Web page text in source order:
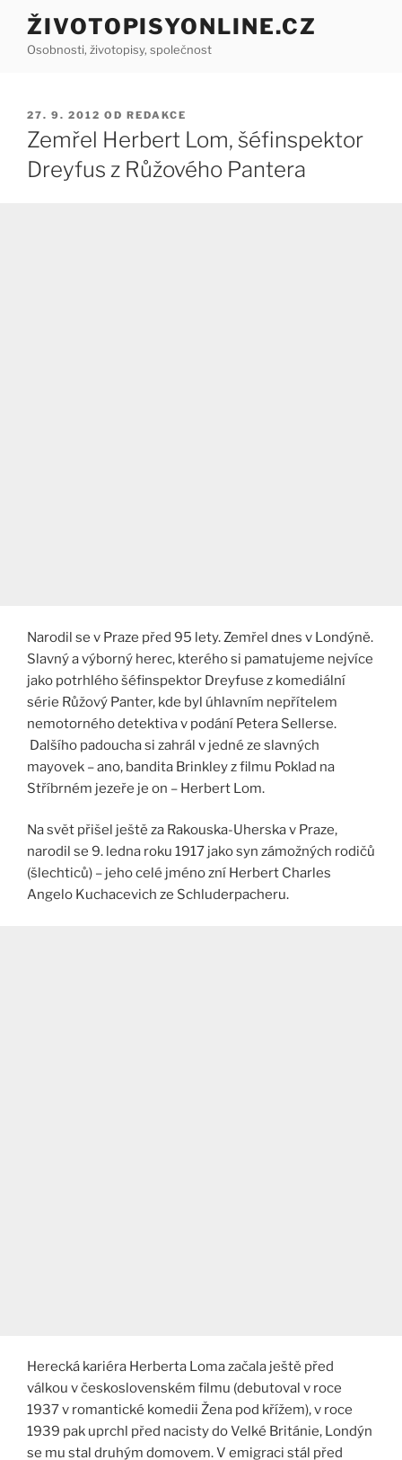
Přejít
obsahu
ŽIVOTOPISYONLINE.CZ
Osobnosti, životopisy, společnost
PUBLIKOVÁNO
27. 9. 2012 OD REDAKCE
Zemřel Herbert Lom, šéfinspektor
Dreyfus z Růžového Pantera
Narodil se v Praze před 95 lety. Zemřel dnes v Londýně.
Slavný a výborný herec, kterého si pamatujeme nejvíce
jako potrhlého šéfinspektor Dreyfuse z komediální
série Růžový Panter, kde byl úhlavním nepřítelem
nemotorného detektiva v podání Petera Sellerse.
Dalšího padoucha si zahrál v jedné ze slavných
mayovek – ano, bandita Brinkley z filmu Poklad na
Stříbrném jezeře je on – Herbert Lom.
Na svět přišel ještě za Rakouska-Uherska v Praze,
narodil se 9. ledna roku 1917 jako syn zámožných rodičů
(šlechticů) – jeho celé jméno zní Herbert Charles
Angelo Kuchacevich ze Schluderpacheru.
Herecká kariéra Herberta Loma začala ještě před
válkou v československém filmu (debutoval v roce
1937 v romantické komedii Žena pod křížem), v roce
1939 pak uprchl před nacisty do Velké Británie, Londýn
se mu stal druhým domovem. V emigraci stál před